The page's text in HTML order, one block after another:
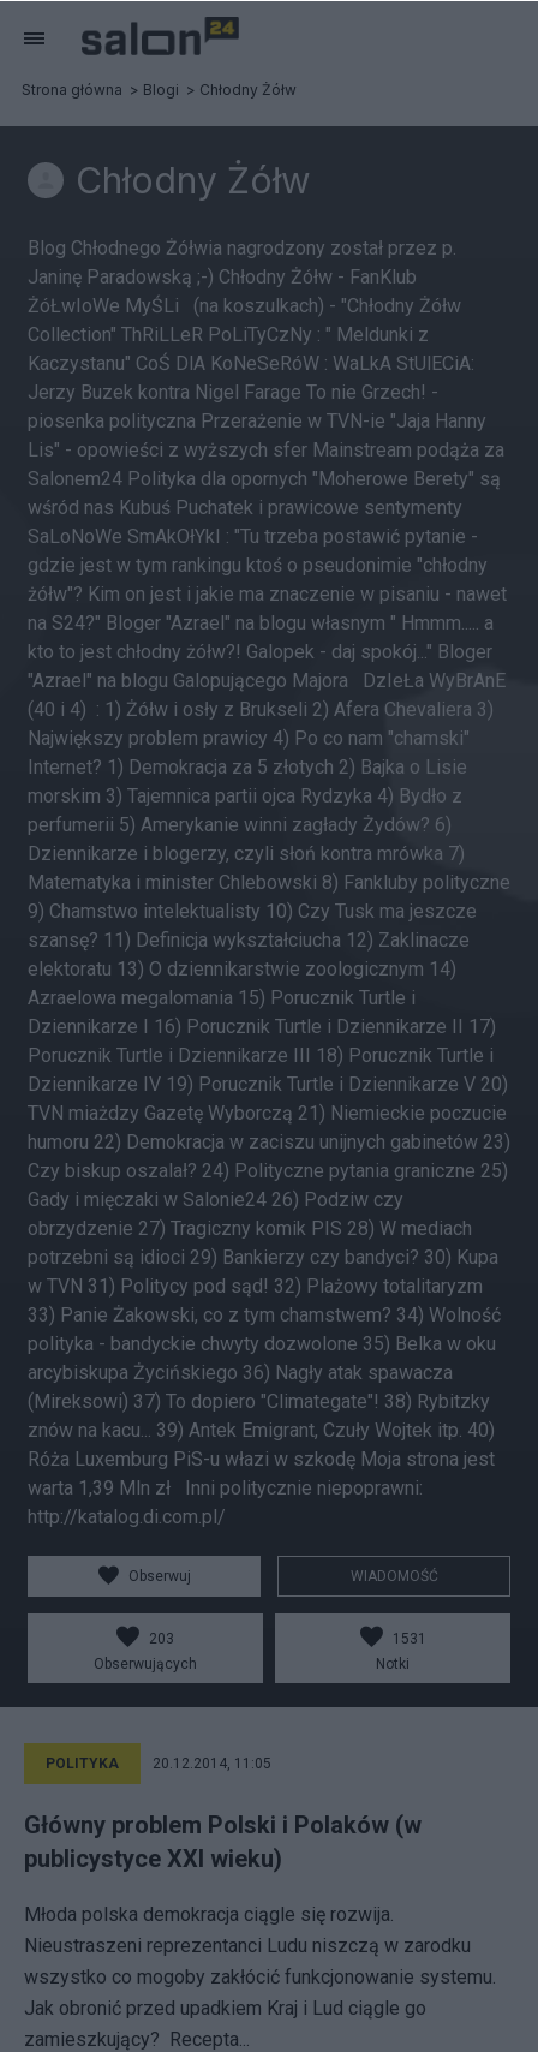
Strona główna Blogi Chłodny Żółw
Chłodny Żółw
Blog Chłodnego Żółwia nagrodzony został przez p.
Janinę Paradowską ;-) Chłodny Żółw - FanKlub
ŻóŁwIoWe MyŚLi (na koszulkach) - "Chłodny Żółw
Collection" ThRiLLeR PoLiTyCzNy : " Meldunki z
Kaczystanu" CoŚ DlA KoNeSeRóW : WaLkA StUlECiA:
Jerzy Buzek kontra Nigel Farage To nie Grzech! -
piosenka polityczna Przerażenie w TVN-ie "Jaja Hanny
Lis" - opowieści z wyższych sfer Mainstream podąża za
Salonem24 Polityka dla opornych "Moherowe Berety" są
wśród nas Kubuś Puchatek i prawicowe sentymenty
SaLoNoWe SmAkOłYkI : "Tu trzeba postawić pytanie -
gdzie jest w tym rankingu ktoś o pseudonimie "chłodny
żółw"? Kim on jest i jakie ma znaczenie w pisaniu - nawet
na S24?" Bloger "Azrael" na blogu własnym " Hmmm..... a
kto to jest chłodny żółw?! Galopek - daj spokój..." Bloger
"Azrael" na blogu Galopującego Majora DzIeŁa WyBrAnE
(40 i 4) : 1) Żółw i osły z Brukseli 2) Afera Chevaliera 3)
Największy problem prawicy 4) Po co nam "chamski"
Internet? 1) Demokracja za 5 złotych 2) Bajka o Lisie
morskim 3) Tajemnica partii ojca Rydzyka 4) Bydło z
perfumerii 5) Amerykanie winni zagłady Żydów? 6)
Dziennikarze i blogerzy, czyli słoń kontra mrówka 7)
Matematyka i minister Chlebowski 8) Fankluby polityczne
9) Chamstwo intelektualisty 10) Czy Tusk ma jeszcze
szansę? 11) Definicja wykształciucha 12) Zaklinacze
elektoratu 13) O dziennikarstwie zoologicznym 14)
Azraelowa megalomania 15) Porucznik Turtle i
Dziennikarze I 16) Porucznik Turtle i Dziennikarze II 17)
Porucznik Turtle i Dziennikarze III 18) Porucznik Turtle i
Dziennikarze IV 19) Porucznik Turtle i Dziennikarze V 20)
TVN miażdzy Gazetę Wyborczą 21) Niemieckie poczucie
humoru 22) Demokracja w zaciszu unijnych gabinetów 23)
Czy biskup oszalał? 24) Polityczne pytania graniczne 25)
Gady i mięczaki w Salonie24 26) Podziw czy
obrzydzenie 27) Tragiczny komik PIS 28) W mediach
potrzebni są idioci 29) Bankierzy czy bandyci? 30) Kupa
w TVN 31) Politycy pod sąd! 32) Plażowy totalitaryzm
33) Panie Żakowski, co z tym chamstwem? 34) Wolność
polityka - bandyckie chwyty dozwolone 35) Belka w oku
arcybiskupa Życińskiego 36) Nagły atak spawacza
(Mireksowi) 37) To dopiero "Climategate"! 38) Rybitzky
znów na kacu... 39) Antek Emigrant, Czuły Wojtek itp. 40)
Róża Luxemburg PiS-u włazi w szkodę Moja strona jest
warta 1,39 Mln zł Inni politycznie niepoprawni:
http://katalog.di.com.pl/
Obserwuj WIADOMOŚĆ
203
Obserwujących
1531
Notki
POLITYKA 20.12.2014, 11:05
Główny problem Polski i Polaków (w
publicystyce XXI wieku)
Młoda polska demokracja ciągle się rozwija.
Nieustraszeni reprezentanci Ludu niszczą w zarodku
wszystko co mogoby zakłócić funkcjonowanie systemu.
Jak obronić przed upadkiem Kraj i Lud ciągle go
zamieszkujący? Recepta...